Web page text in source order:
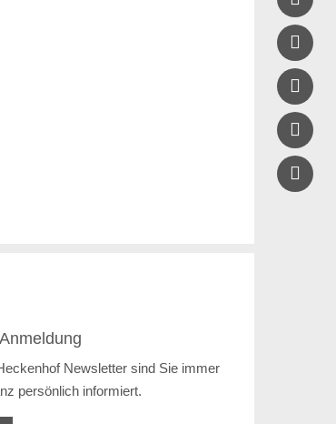
Newsletter sind Sie immer
persönlich informiert.


